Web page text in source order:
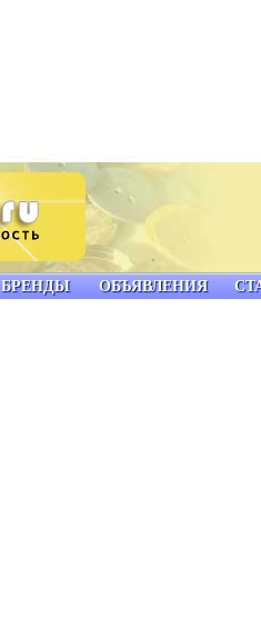
БРЕНДЫ ОБЪЯВЛЕНИЯ